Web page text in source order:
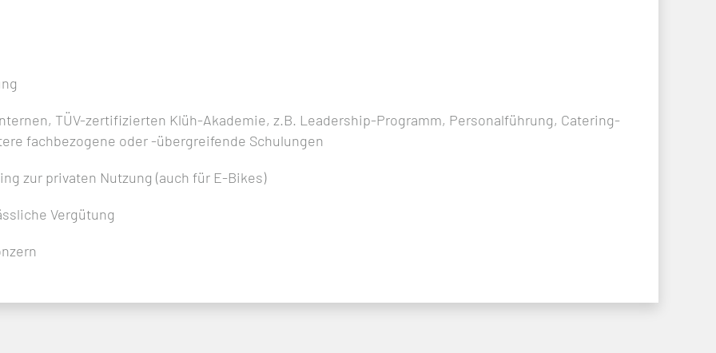
TÜV-zertifizierten Klüh-Akademie, z.B. Leadership-Programm, Personalführung, Catering-
fachbezogene oder -übergreifende Schulungen
zur privaten Nutzung (auch für E-Bikes)
Vergütung